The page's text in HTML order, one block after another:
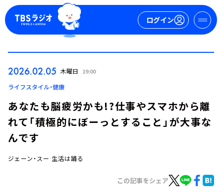
ログイン
ログイン
2026.02.05 木曜日 19:00
ライフスタイル・健康
あなたも脳疲労かも!?仕事やスマホから離
れて「積極的にぼーっとすること」が大事な
んです
ジェーン・スー 生活は踊る
この記事をシェア